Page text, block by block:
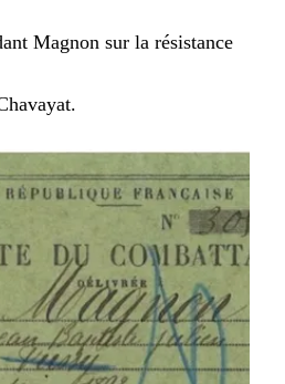
Magnon sur la résistance